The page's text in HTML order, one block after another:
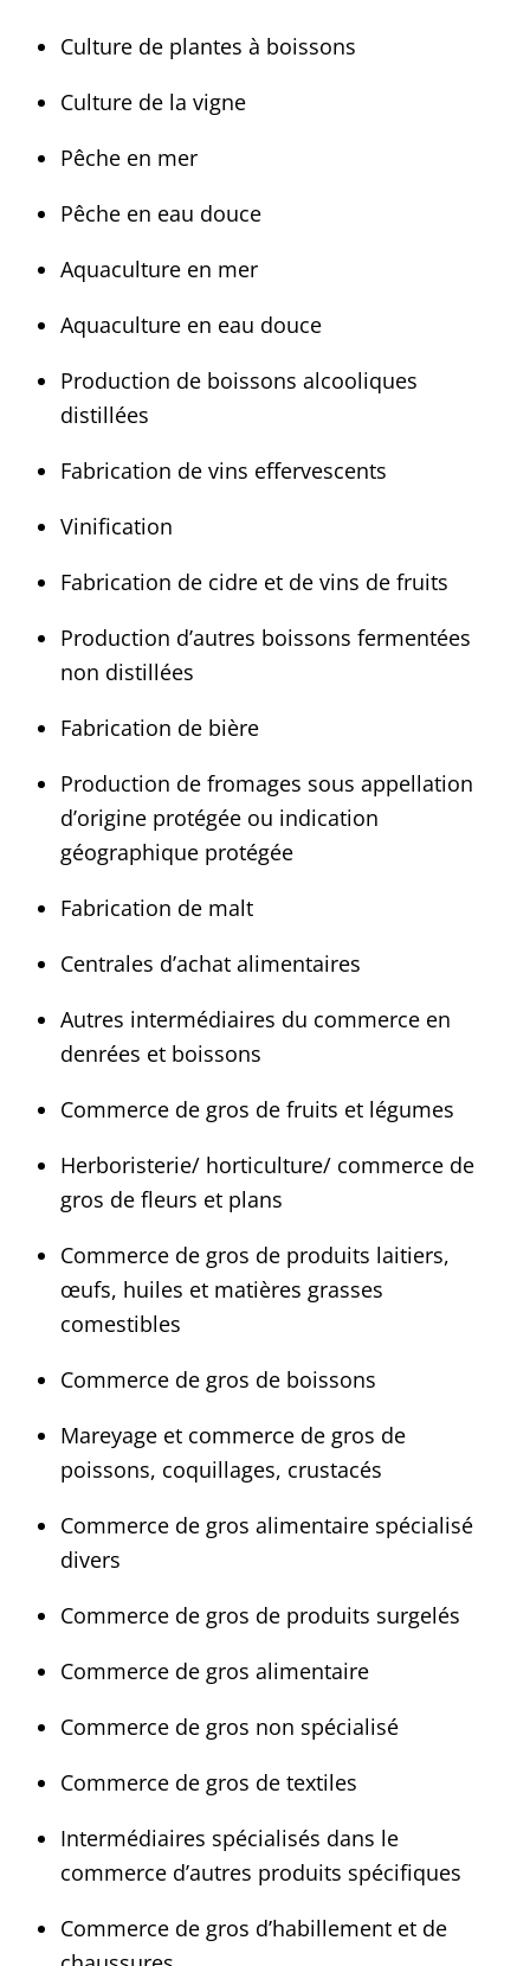
Culture de plantes à boissons
Culture de la vigne
Pêche en mer
Pêche en eau douce
Aquaculture en mer
Aquaculture en eau douce
Production de boissons alcooliques
distillées
Fabrication de vins effervescents
Vinification
Fabrication de cidre et de vins de fruits
Production d’autres boissons fermentées
non distillées
Fabrication de bière
Production de fromages sous appellation
d’origine protégée ou indication
géographique protégée
Fabrication de malt
Centrales d’achat alimentaires
Autres intermédiaires du commerce en
denrées et boissons
Commerce de gros de fruits et légumes
Herboristerie/ horticulture/ commerce de
gros de fleurs et plans
Commerce de gros de produits laitiers,
œufs, huiles et matières grasses
comestibles
Commerce de gros de boissons
Mareyage et commerce de gros de
poissons, coquillages, crustacés
Commerce de gros alimentaire spécialisé
divers
Commerce de gros de produits surgelés
Commerce de gros alimentaire
Commerce de gros non spécialisé
Commerce de gros de textiles
Intermédiaires spécialisés dans le
commerce d’autres produits spécifiques
Commerce de gros d’habillement et de